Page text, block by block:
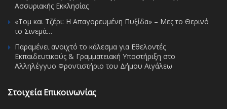
Ασσυριακής Εκκλησίας
«Τομ και Τζέρι: Η Απαγορευμένη Πυξίδα» – Μες το Θερινό
το Σινεμά…
Παραμένει ανοιχτό το κάλεσμα για Εθελοντές
Εκπαιδευτικούς & Γραμματειακή Υποστήριξη στο
Αλληλέγγυο Φροντιστήριο του Δήμου Αιγάλεω
Στοιχεία Επικοινωνίας